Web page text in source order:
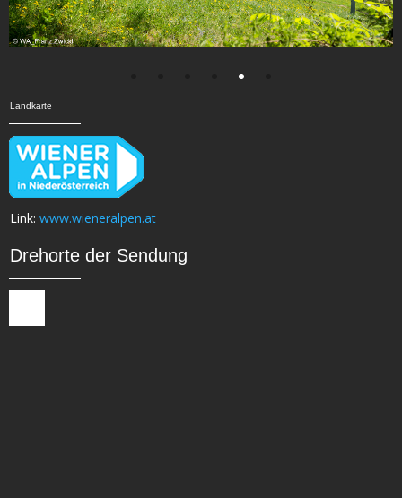
Landkarte
Link: www.wieneralpen.at
Drehorte der Sendung